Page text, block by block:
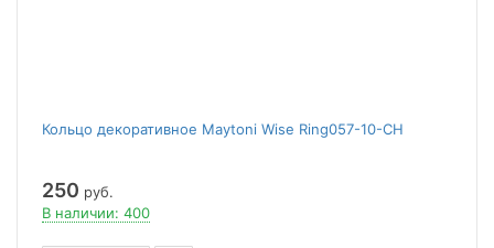
Кольцо декоративное Maytoni Wise Ring057-10-CH
250 руб.
В наличии: 400